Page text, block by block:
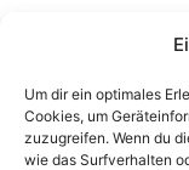
Um dir ein optimales
Cookies, um
zuzugreifen. Wenn du
wie das Surfverhalten
© 2026 FTEC